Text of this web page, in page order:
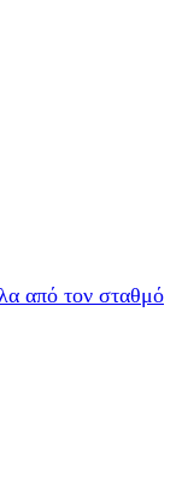
από τον σταθμό